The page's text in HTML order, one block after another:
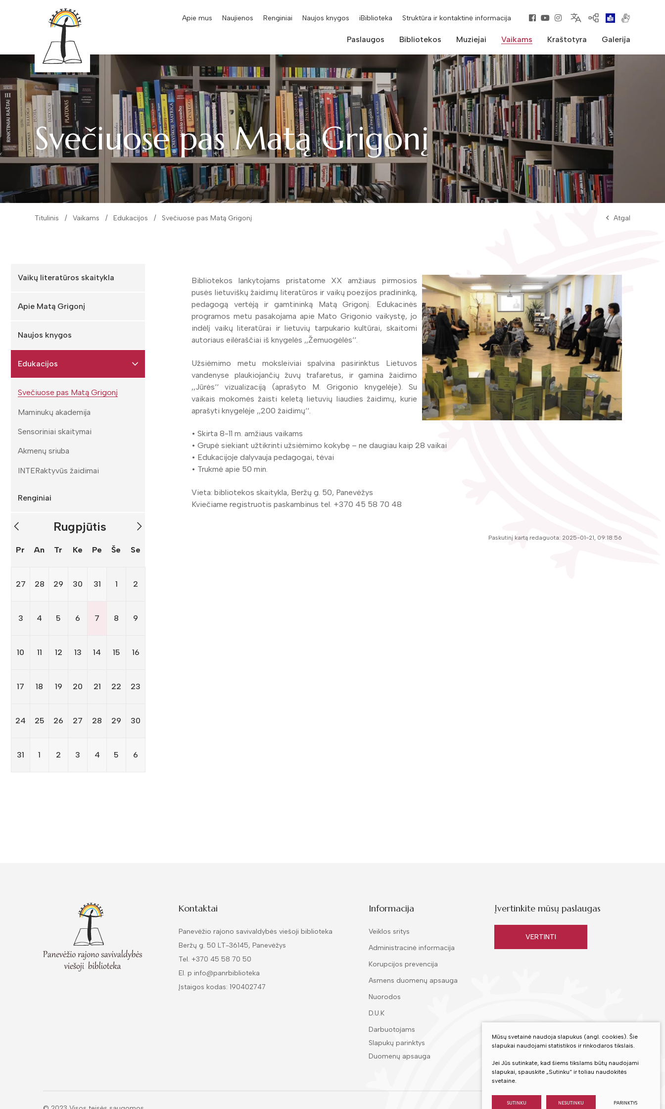
Apie mus Naujienos Renginiai Naujos knygos iBiblioteka Struktūra ir kontaktinė informacija
Paslaugos Bibliotekos Muziejai Vaikams Kraštotyra Galerija
Svečiuose pas Matą Grigonį
Titulinis Vaikams Edukacijos Svečiuose pas Matą Grigonį Atgal
Vaikų literatūros skaitykla
Apie Matą Grigonį
Naujos knygos
Edukacijos
Svečiuose pas Matą Grigonį
Maminukų akademija
Sensoriniai skaitymai
Akmenų sriuba
INTERaktyvūs žaidimai
Renginiai
Rugpjūtis
Pr An Tr Ke Pe Še Se
27 28 29 30 31 1 2
3 4 5 6 7 8 9
10 11 12 13 14 15 16
17 18 19 20 21 22 23
24 25 26 27 28 29 30
31 1 2 3 4 5 6
Bibliotekos lankytojams pristatome XX amžiaus pirmosios
pusės lietuviškų žaidimų literatūros ir vaikų poezijos pradininką,
pedagogą vertėją ir gamtininką Matą Grigonį. Edukacinės
programos metu pasakojama apie Mato Grigonio vaikystę, jo
indėlį vaikų literatūrai ir lietuvių tarpukario kultūrai, skaitomi
autoriaus eilėraščiai iš knygelės ,,Žemuogėlės‘‘.
Užsiėmimo metu moksleiviai spalvina pasirinktus Lietuvos
vandenyse plaukiojančių žuvų trafaretus, ir gamina žaidimo
,,Jūrės‘‘ vizualizaciją (aprašyto M. Grigonio knygelėje). Su
vaikais mokomės žaisti keletą lietuvių liaudies žaidimų, kurie
aprašyti knygelėje ,,200 žaidimų‘‘.
• Skirta 8-11 m. amžiaus vaikams
• Grupė siekiant užtikrinti užsiėmimo kokybę – ne daugiau kaip 28 vaikai
• Edukacijoje dalyvauja pedagogai, tėvai
• Trukmė apie 50 min.
Vieta: bibliotekos skaitykla, Beržų g. 50, Panevėžys
Kviečiame registruotis paskambinus tel. +370 45 58 70 48
Paskutinį kartą redaguota: 2025-01-21, 09:18:56
Kontaktai
Panevėžio rajono savivaldybės viešoji biblioteka
Beržų g. 50 LT-36145, Panevėžys
Tel. +370 45 58 70 50
El. p info@panrbiblioteka
Įstaigos kodas: 190402747
Informacija
Veiklos sritys
Administracinė informacija
Korupcijos prevencija
Asmens duomenų apsauga
Nuorodos
D.U.K
Darbuotojams
Slapukų parinktys
Duomenų apsauga
Įvertinkite mūsų paslaugas
VERTINTI
Mūsų svetainė naudoja slapukus (angl. cookies). Šie
slapukai naudojami statistikos ir rinkodaros tikslais.
Jei Jūs sutinkate, kad šiems tikslams būtų naudojami
slapukai, spauskite „Sutinku“ ir toliau naudokitės
svetaine.
SUTINKU NESUTINKU PARINKTYS